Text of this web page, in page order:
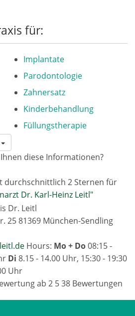
für:
Implantate
Parodontologie
Zahnersatz
Kinderbehandlung
Füllungstherapie
diese Informationen?
durchschnittlich 2 Sternen für
Dr. Karl-Heinz Leitl"
2581369 München-Sendling
Hours: Mo + Do08:15 -
Di 8.15 - 14.00 Uhr, 15:30 - 19:30
Uhr
ab 2 538 Bewertungen